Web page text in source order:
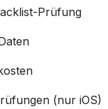
Prüfung
(nur iOS)